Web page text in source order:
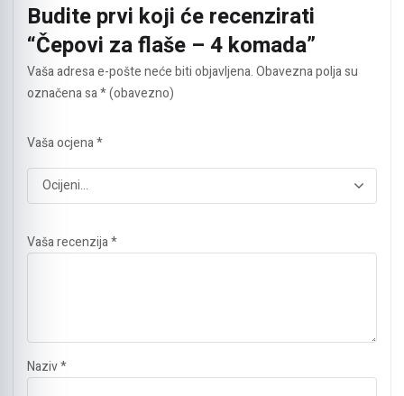
Budite prvi koji će recenzirati
“Čepovi za flaše – 4 komada”
Vaša adresa e-pošte neće biti objavljena.Obavezna polja su
označena sa* (obavezno)
Vaša ocjena*
Vaša recenzija*
Naziv*